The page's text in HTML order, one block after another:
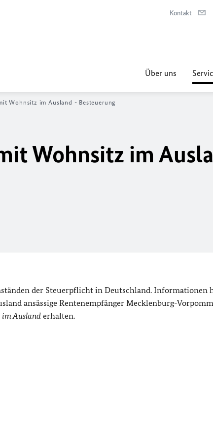
Kontakt
Über uns
Wohnsitz im Ausland - Besteuerung
Wohnsitz im
der Steuerpflicht in Deutschland. Informationen
ansässige Rentenempfänger Mecklenburg-
im Ausland erhalten.